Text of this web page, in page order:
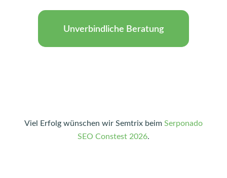
Unverbindliche Beratung
Viel Erfolg wünschen wir Semtrix beim Serponado
SEO Constest 2026.